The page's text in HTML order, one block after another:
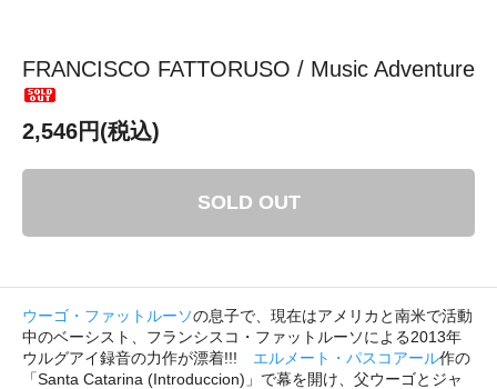
FRANCISCO FATTORUSO / Music Adventure
2,546円(税込)
SOLD OUT
ウーゴ・ファットルーソの息子で、現在はアメリカと南米で活動
中のベーシスト、フランシスコ・ファットルーソによる2013年
ウルグアイ録音の力作が漂着!!! エルメート・パスコアール作の
「Santa Catarina (Introduccion)」で幕を開け、父ウーゴとジャ